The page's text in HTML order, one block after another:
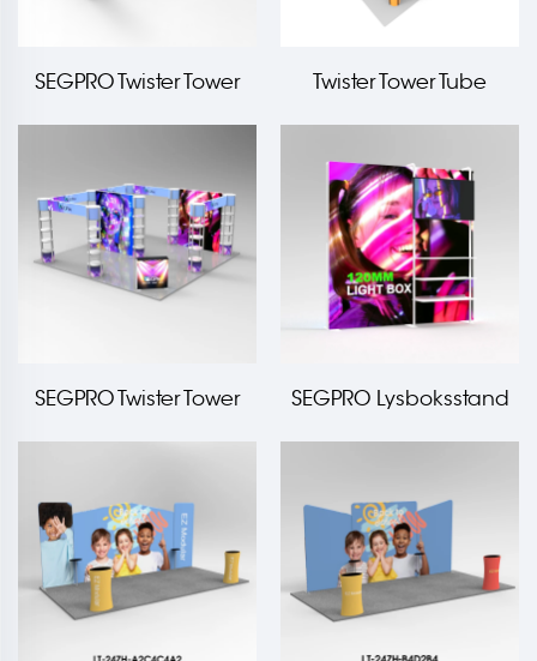
SEGPRO Twister Tower
Twister Tower Tube
SEGPRO Twister Tower
SEGPRO Lysboksstand